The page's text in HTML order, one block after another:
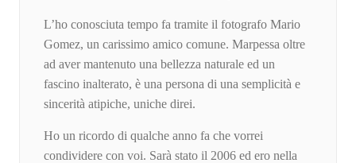
L’ho conosciuta tempo fa tramite il fotografo Mario
Gomez, un carissimo amico comune. Marpessa oltre
ad aver mantenuto una bellezza naturale ed un
fascino inalterato, è una persona di una semplicità e
sincerità atipiche, uniche direi.
Ho un ricordo di qualche anno fa che vorrei
condividere con voi. Sarà stato il 2006 ed ero nella